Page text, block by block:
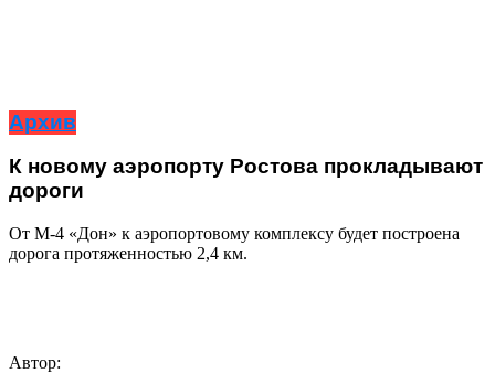
Архив
К новому аэропорту Ростова прокладывают
дороги
От М-4 «Дон» к аэропортовому комплексу будет построена
дорога протяженностью 2,4 км.
Автор: